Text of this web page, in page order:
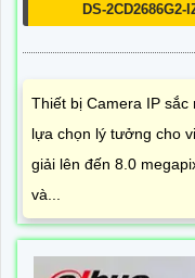
DS-
Thiết bị Camera IP sắc
lựa chọn lý tưởng cho
giải lên đến 8.0
và...